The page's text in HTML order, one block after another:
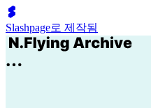
Slashpage로 제작됨